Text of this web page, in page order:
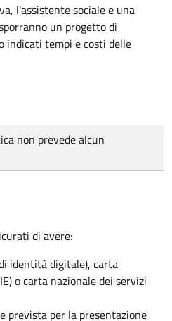
l'assistente sociale e una
un progetto di
indicati tempi e costi delle
non prevede alcun
di avere:
identità digitale), carta
o carta nazionale dei servizi
prevista per la presentazione